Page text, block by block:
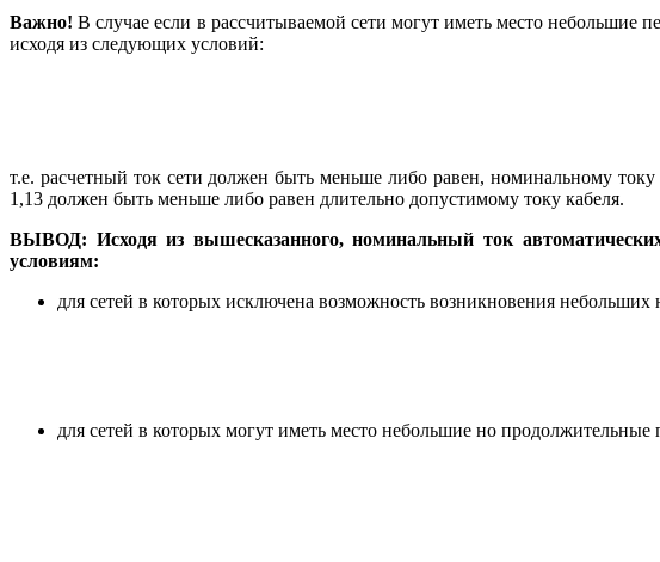
Важно! В случае если в рассчитываемой сети могут иметь место небольшие
исходя из следующих условий:
т.е. расчетный ток сети должен быть меньше либо равен, номинальному
1,13 должен быть меньше либо равен длительно допустимому току кабеля.
ВЫВОД: Исходя из вышесказанного, номинальный ток
условиям:
для сетей в которых исключена возможность возникновения
для сетей в которых могут иметь место небольшие но продолжительные